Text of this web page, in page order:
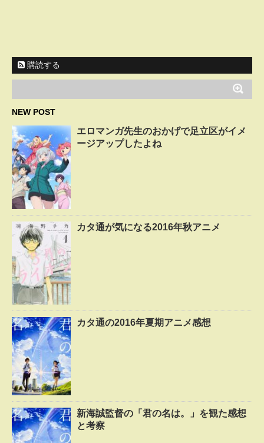
購読する
NEW POST
エロマンガ先生のおかげで足立区がイメ
ージアップしたよね
カタ通が気になる2016年秋アニメ
カタ通の2016年夏期アニメ感想
新海誠監督の「君の名は。」を観た感想
と考察